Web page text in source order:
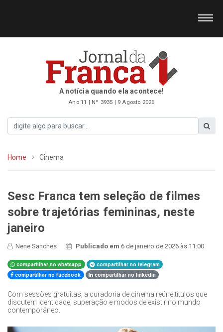
A notícia quando ela acontece!
Ano 11 | Nº 3935 | 9 Agosto 2026
Home Cinema
Sesc Franca tem seleção de filmes
sobre trajetórias femininas, neste
janeiro
Nene Sanches Publicado em6 de janeiro de 2026 às 11:00
compartilhar no whatsapp
compartilhar no telegram
compartilhar no facebook
compartilhar no linkedin
Com sessões gratuitas, a curadoria de cinema reúne títulos que
discutem identidade, superação e modos de existir no mundo
contemporâneo.